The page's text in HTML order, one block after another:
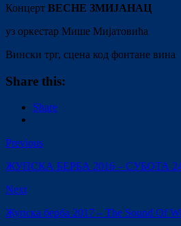
Концерт ВЕСНЕ ЗМИЈАНАЦ
уз оркестар Мише Мијатовића
Вински трг, сцена код фонтане вина
Share this:
Share
Previous
ЖУПСКА БЕРБА 2016 – СУБОТА
Next
Жупска берба 2017 – The Sound Of